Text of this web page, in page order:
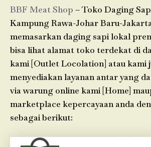
BBF Meat Shop – Toko Daging
Kampung Rawa-Johar Baru-
memasarkan daging sapi lokal
bisa lihat alamat toko terdekat di
kami [Outlet Locolation] atau kami
menyediakan layanan antar yang
via warung online kami [Home]
marketplace kepercayaan anda
sebagai berikut: